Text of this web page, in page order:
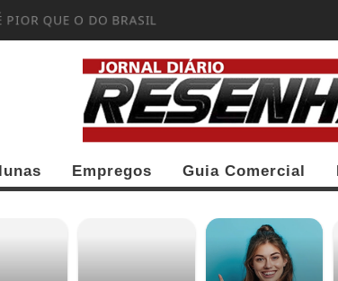
PIOR QUE O DO BRASIL?
Empregos Guia Comercial